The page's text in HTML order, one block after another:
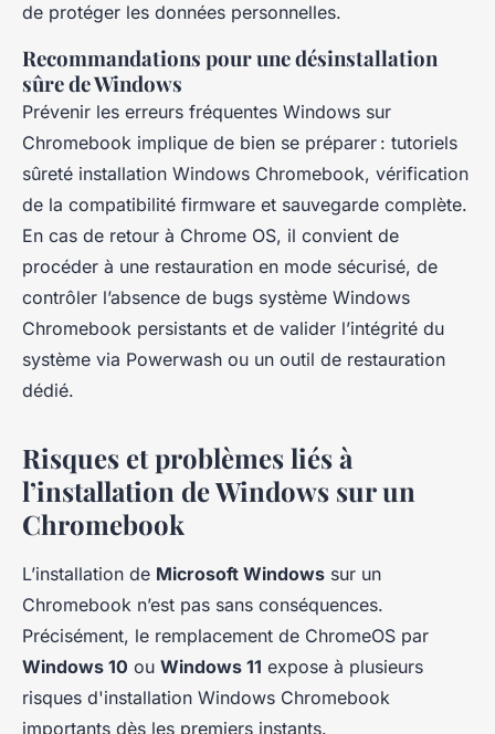
de protéger les données personnelles.
Recommandations pour une désinstallation
sûre de Windows
Prévenir les erreurs fréquentes Windows sur
Chromebook implique de bien se préparer : tutoriels
sûreté installation Windows Chromebook, vérification
de la compatibilité firmware et sauvegarde complète.
En cas de retour à Chrome OS, il convient de
procéder à une restauration en mode sécurisé, de
contrôler l’absence de bugs système Windows
Chromebook persistants et de valider l’intégrité du
système via Powerwash ou un outil de restauration
dédié.
Risques et problèmes liés à
l’installation de Windows sur un
Chromebook
L’installation de Microsoft Windows sur un
Chromebook n’est pas sans conséquences.
Précisément, le remplacement de ChromeOS par
Windows 10 ou Windows 11 expose à plusieurs
risques d'installation Windows Chromebook
importants dès les premiers instants.